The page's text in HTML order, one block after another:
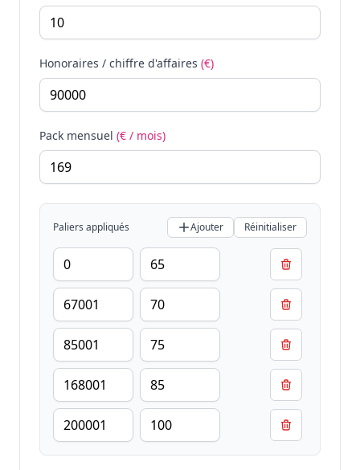
Honoraires / chiffre d'affaires (€)
Pack mensuel (€ / mois)
Paliers appliqués Ajouter Réinitialiser